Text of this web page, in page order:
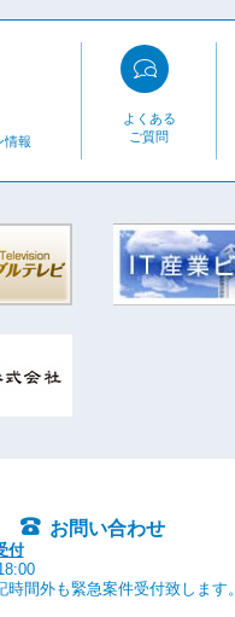
情報
よくある
ご質問
お問い合わせ
付
間外も緊急案件受付致します。